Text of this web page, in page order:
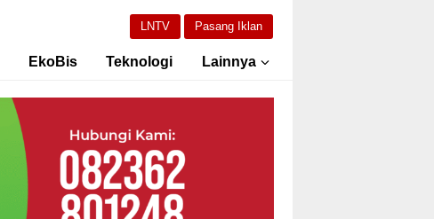
LNTV Pasang Iklan
EkoBis Teknologi Lainnya